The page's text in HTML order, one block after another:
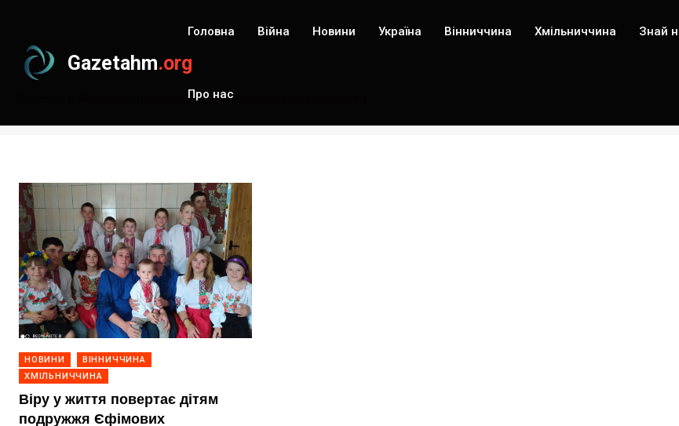
Gazetahm.org
Головна Війна Новини Україна Вінниччина Хмільниччина Знай
Про нас
Результати пошуку по запиту: #будинок сімейного типу
НОВИНИ
ВІННИЧЧИНА
ХМІЛЬНИЧЧИНА
Віру у життя повертає дітям
подружжя Єфімових